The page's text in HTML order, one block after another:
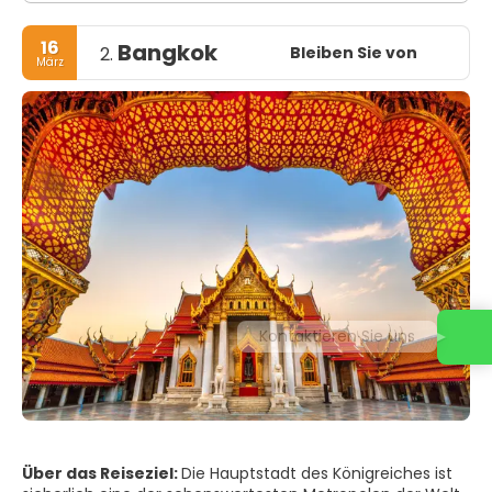
16
März 2. Bangkok Bleiben Sie von
Über das Reiseziel:Die Hauptstadt des Königreiches ist
Kontaktieren Sie uns